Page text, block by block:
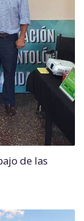
de las